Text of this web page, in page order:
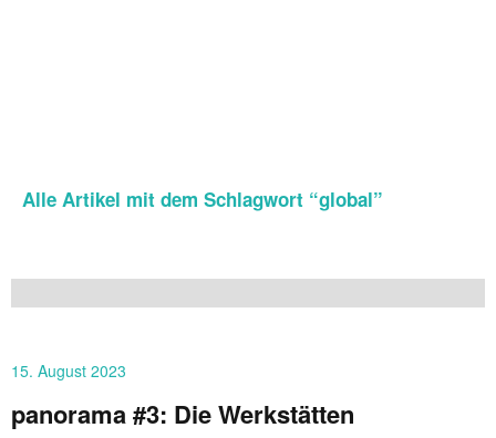
Alle Artikel mit dem Schlagwort “global”
15. August 2023
panorama #3: Die Werkstätten